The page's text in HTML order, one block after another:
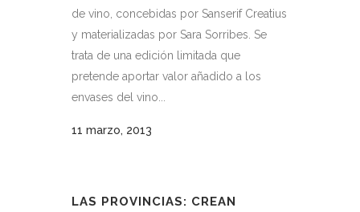
de vino, concebidas por Sanserif Creatius
y materializadas por Sara Sorribes. Se
trata de una edición limitada que
pretende aportar valor añadido a los
envases del vino...
11 marzo, 2013
LAS PROVINCIAS: CREAN